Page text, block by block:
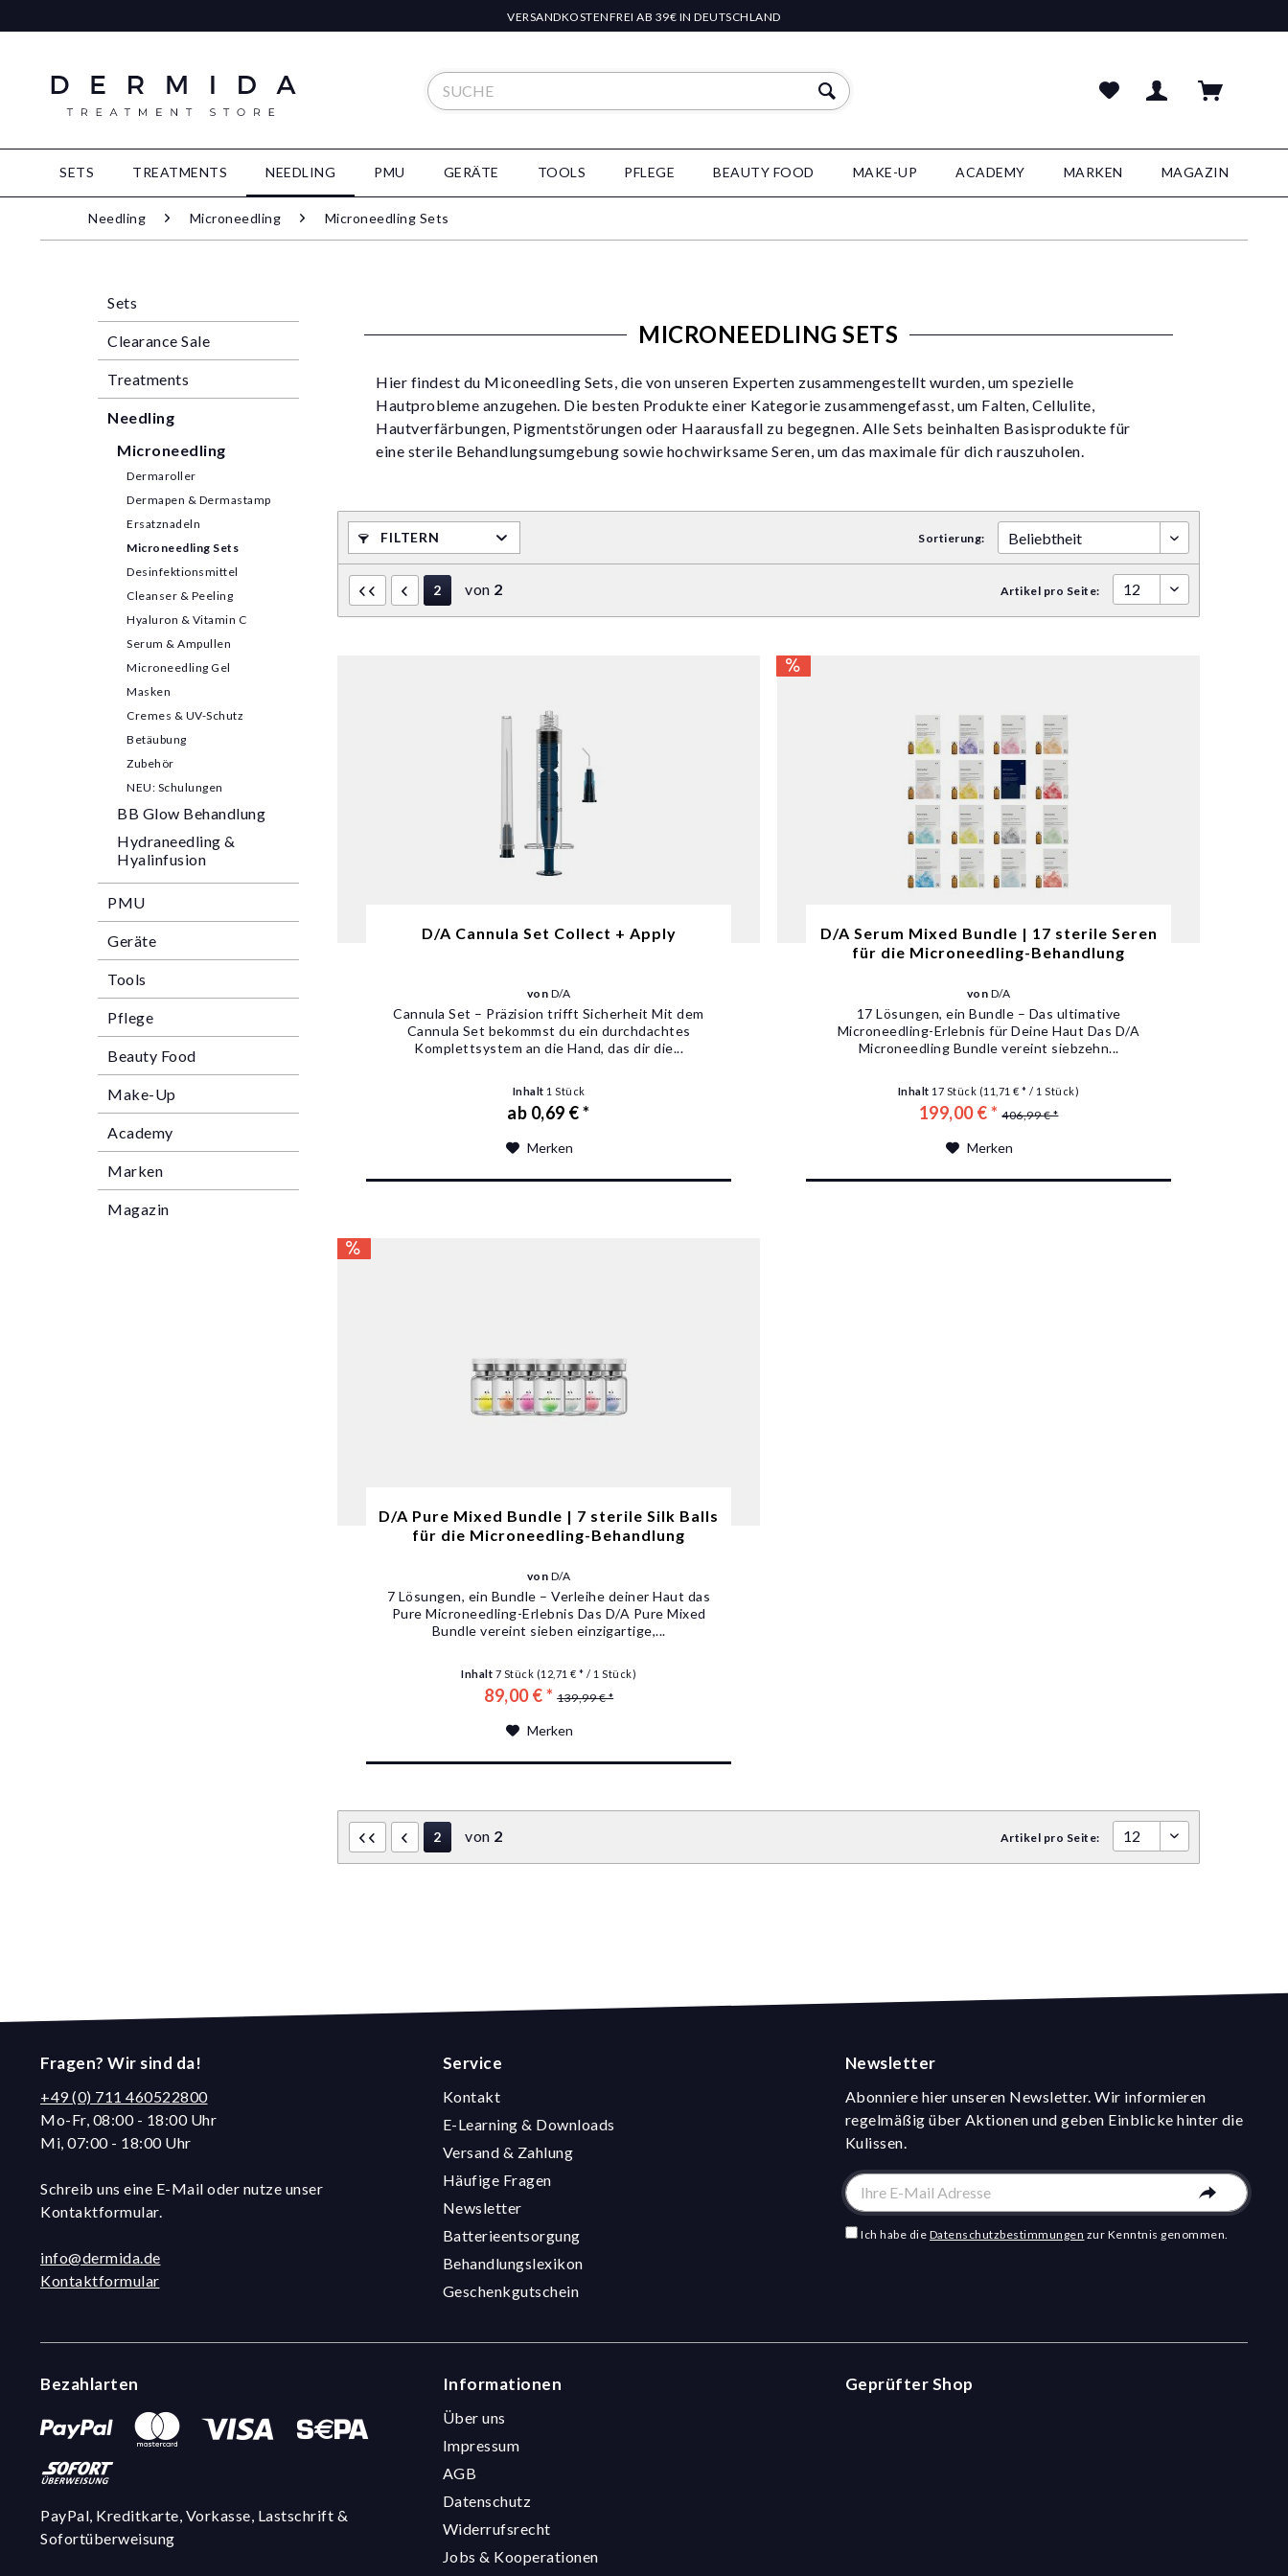
VERSANDKOSTENFREI AB 39€ IN DEUTSCHLAND
SETS TREATMENTS NEEDLING PMU GERÄTE TOOLS PFLEGE BEAUTY FOOD MAKE-UP ACADEMY MARKEN MAGAZIN
Needling Microneedling Microneedling Sets
Sets
Clearance Sale
Treatments
Needling
Microneedling
Dermaroller
Dermapen & Dermastamp
Ersatznadeln
Microneedling Sets
Desinfektionsmittel
Cleanser & Peeling
Hyaluron & Vitamin C
Serum & Ampullen
Microneedling Gel
Masken
Cremes & UV-Schutz
Betäubung
Zubehör
NEU: Schulungen
BB Glow Behandlung
Hydraneedling &
Hyalinfusion
PMU
Geräte
Tools
Pflege
Beauty Food
Make-Up
Academy
Marken
Magazin
MICRONEEDLING SETS
Hier findest du Miconeedling Sets, die von unseren Experten zusammengestellt wurden, um spezielle
Hautprobleme anzugehen. Die besten Produkte einer Kategorie zusammengefasst, um Falten, Cellulite,
Hautverfärbungen, Pigmentstörungen oder Haarausfall zu begegnen. Alle Sets beinhalten Basisprodukte für
eine sterile Behandlungsumgebung sowie hochwirksame Seren, um das maximale für dich rauszuholen.
FILTERN Sortierung:
2 von 2 Artikel pro Seite:
D/A Cannula Set Collect + Apply
von D/A
Cannula Set – Präzision trifft Sicherheit Mit dem
Cannula Set bekommst du ein durchdachtes
Komplettsystem an die Hand, das dir die...
Inhalt 1 Stück
ab 0,69 € *
Merken
D/A Serum Mixed Bundle | 17 sterile Seren
für die Microneedling-Behandlung
von D/A
17 Lösungen, ein Bundle – Das ultimative
Microneedling-Erlebnis für Deine Haut Das D/A
Microneedling Bundle vereint siebzehn...
Inhalt 17 Stück (11,71 € * / 1 Stück)
199,00 € * 406,99 € *
Merken
D/A Pure Mixed Bundle | 7 sterile Silk Balls
für die Microneedling-Behandlung
von D/A
7 Lösungen, ein Bundle – Verleihe deiner Haut das
Pure Microneedling-Erlebnis Das D/A Pure Mixed
Bundle vereint sieben einzigartige,...
Inhalt 7 Stück (12,71 € * / 1 Stück)
89,00 € * 139,99 € *
Merken
2 von 2 Artikel pro Seite:
Fragen? Wir sind da!
+49 (0) 711 460522800
Mo-Fr, 08:00 - 18:00 Uhr
Mi, 07:00 - 18:00 Uhr
Schreib uns eine E-Mail oder nutze unser
Kontaktformular.
info@dermida.de
Kontaktformular
Service
Kontakt
E-Learning & Downloads
Versand & Zahlung
Häufige Fragen
Newsletter
Batterieentsorgung
Behandlungslexikon
Geschenkgutschein
Newsletter
Abonniere hier unseren Newsletter. Wir informieren
regelmäßig über Aktionen und geben Einblicke hinter die
Kulissen.
Ich habe die Datenschutzbestimmungen zur Kenntnis genommen.
Bezahlarten
PayPal, Kreditkarte, Vorkasse, Lastschrift &
Sofortüberweisung
Informationen
Über uns
Impressum
AGB
Datenschutz
Widerrufsrecht
Jobs & Kooperationen
Geprüfter Shop